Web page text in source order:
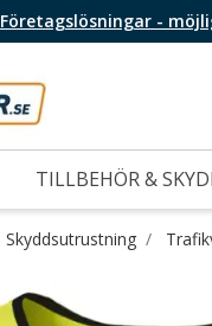
Företagslösningar -
TILLBEHÖR &
Skyddsutrustning